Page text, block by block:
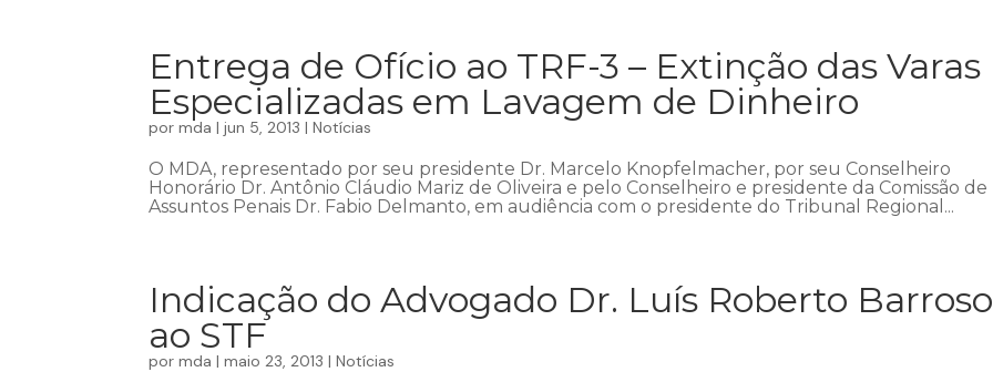
Entrega de Ofício ao TRF-3 – Extinção das Varas
Especializadas em Lavagem de Dinheiro
pormda |jun 5, 2013 |Notícias
O MDA, representado por seu presidente Dr. Marcelo Knopfelmacher, por seu Conselheiro
Honorário Dr. Antônio Cláudio Mariz de Oliveira e pelo Conselheiro e presidente da Comissão de
Assuntos Penais Dr. Fabio Delmanto, em audiência com o presidente do Tribunal Regional...
Indicação do Advogado Dr. Luís Roberto Barroso
ao STF
pormda |maio 23, 2013 |Notícias